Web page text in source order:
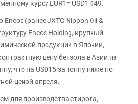
курсу EUR1= USD1 049.
Eneos (ранее JXTG Nippon Oil &
Eneos Holding, крупный
продукции в Японии,
цену бензола в Азии на
что на USD15 за тонну ниже по
ценой апреля.
для производства стирола,